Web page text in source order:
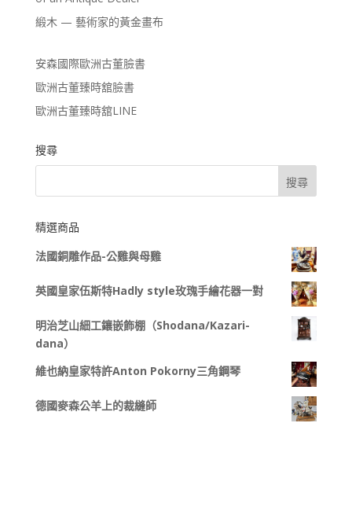
緞木 — 藝術家的黃金畫布
安森國際歐洲古董臉書
歐洲古董臻時舘臉書
歐洲古董臻時舘LINE
搜尋
精選商品
法國銅雕作品-公雞與母雞
英國皇家伍斯特Hadly style玫瑰手繪花器一對
明治芝山細工鑲嵌飾棚（Shodana/Kazari-
dana）
維也納皇家特許Anton Pokorny三角鋼琴
德國麥森公羊上的裁縫師